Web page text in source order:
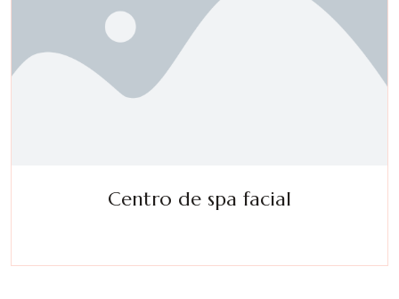
Centro de spa facial